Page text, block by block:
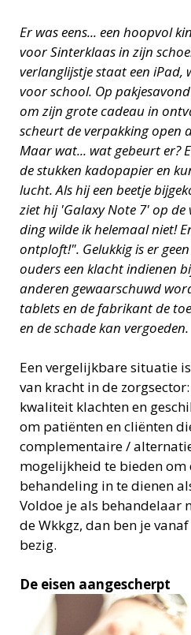
Er was eens... een hoopvol
voor Sinterklaas in zijn
verlanglijstje staat een iPad,
voor school. Op
om zijn grote cadeau in
scheurt de verpakking open
Maar wat... wat gebeurt er?
de stukken kadopapier en
lucht. Als hij een beetje
ziet hij 'Galaxy Note 7' op
ding wilde ik helemaal niet!
ontploft!". Gelukkig is er
ouders een klacht indienen
anderen gewaarschuwd
tablets en de fabrikant de
en de schade kan vergoeden.
Een vergelijkbare situatie
van kracht in de
kwaliteit klachten en
om patiënten en cliënten
complementaire /
mogelijkheid te bieden om
behandeling in te dienen
Voldoe je als behandelaar
de Wkkgz, dan ben je
bezig.
De eisen aangescherpt